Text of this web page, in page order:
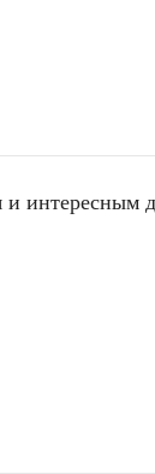
и интересным